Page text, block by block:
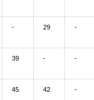
- 29 -
39 - -
45 42 -